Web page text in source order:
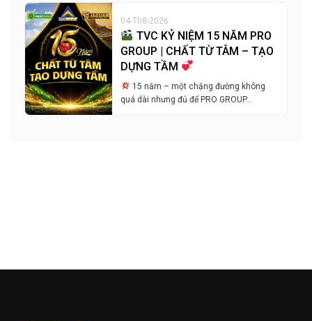
04-Th8-2026
TVC KỶ NIỆM 15 NĂM PRO
GROUP | CHẤT TỪ TÂM – TẠO
DỰNG TẦM
15 năm – một chặng đường không
quá dài nhưng đủ để PRO GROUP…